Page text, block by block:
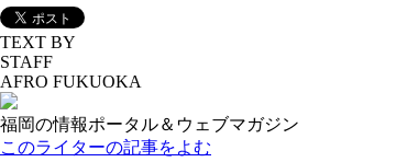
TEXT BY
STAFF
AFRO FUKUOKA
福岡の情報ポータル＆ウェブマガジン
このライターの記事をよむ